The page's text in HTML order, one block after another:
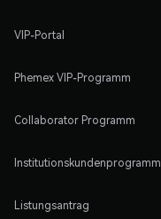
VIP-Portal
Phemex VIP-Programm
Collaborator Programm
Institutionskundenprogramm
Listungsantrag